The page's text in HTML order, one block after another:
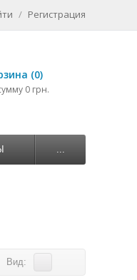
/ Регистрация
(0)
0 грн.
...
Вид: